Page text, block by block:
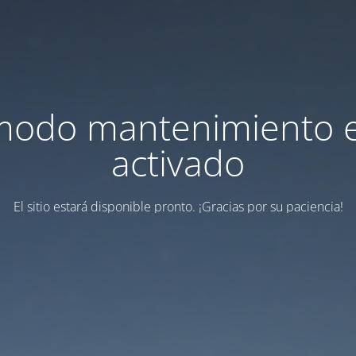
mantenimiento
activado
El sitio estará disponible pronto. ¡Gracias por su paciencia!